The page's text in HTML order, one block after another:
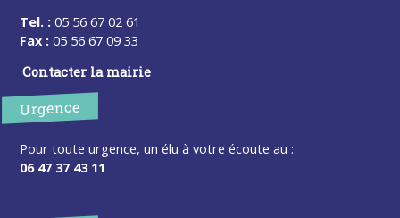
Tel. : 05 56 67 02 61
Fax : 05 56 67 09 33
Contacter la mairie
Urgence
Pour toute urgence, un élu à votre écoute au :
06 47 37 43 11